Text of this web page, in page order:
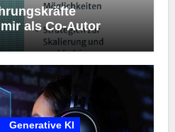
als Co-Autor
Generative KI